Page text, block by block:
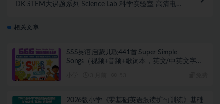
DK STEM大课题系列 Science Lab 科学实验室 高清电
相关文章
SSS英语启蒙儿歌441首 Super Simple
Songs（视频+音频+歌词本，英文/中英文字
2026版小学《零基础英语跟读扩句训练》基础